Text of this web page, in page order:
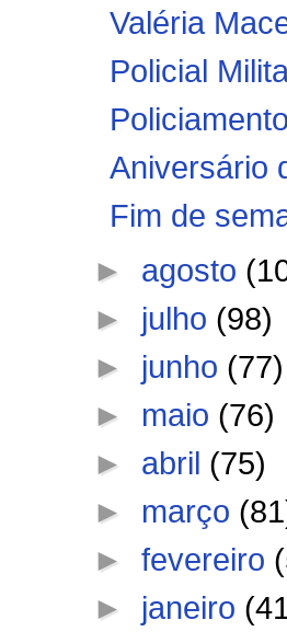
Valéria
Policial
Aniversário
Fim de
► agosto
► julho (98)
► junho (77)
► maio (76)
► abril (75)
► março
►fevereiro
► janeiro